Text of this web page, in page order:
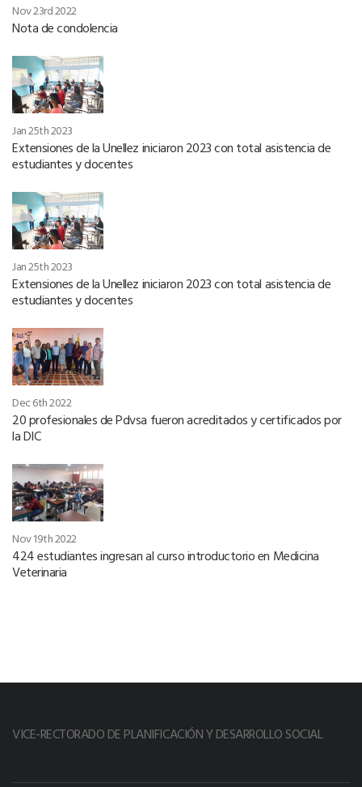
Nov 23rd 2022
Nota de condolencia
Jan 25th 2023
Extensiones de la Unellez iniciaron 2023 con total asistencia de
estudiantes y docentes
Jan 25th 2023
Extensiones de la Unellez iniciaron 2023 con total asistencia de
estudiantes y docentes
Dec 6th 2022
20 profesionales de Pdvsa fueron acreditados y certificados por
la DIC
Nov 19th 2022
424 estudiantes ingresan al curso introductorio en Medicina
Veterinaria
VICE-RECTORADO DE PLANIFICACIÓN Y DESARROLLO SOCIAL